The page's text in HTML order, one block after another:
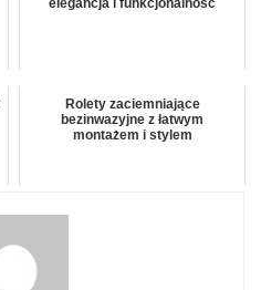
elegancja i funkcjonalność
Rolety zaciemniające
bezinwazyjne z łatwym
montażem i stylem